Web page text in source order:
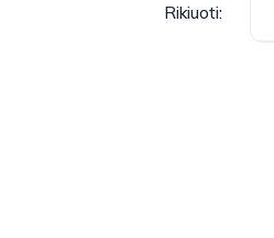
Rikiuoti: